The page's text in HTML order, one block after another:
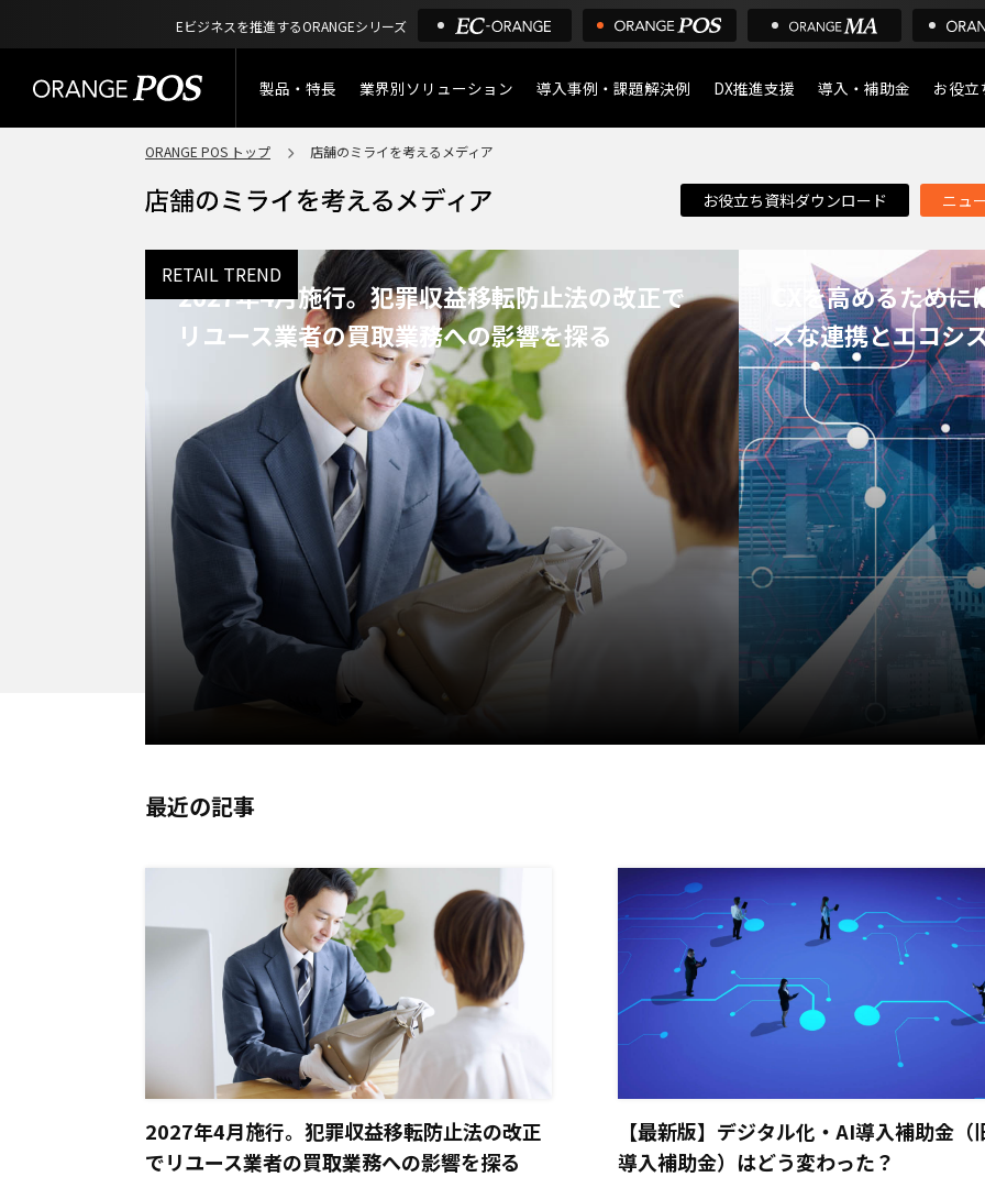
Eビジネスを推進するORANGEシリーズ
製品・特長
特長
製品概要
ORANGE POSの強み
機能一覧
棚卸アプリ
タッチパネル式カスタマー
ディスプレイ
外部サービス連携
インフラ環境・サポート
POS比較
業界別ソリューション
小売業
アパレル
リユース・
リサイクルショップ
アウトドア・釣具
酒販・ワイン
サービス
サロン
ホテル・宿泊
飲食店
導入事例・課題解決例 DX推進支援 導入・補助金
デジタル化・AI導入補助
お役立
店舗の
ORANGE POS トップ 店舗のミライを考えるメディア
お役立ち資料ダウンロード ニュ
RETAIL TREND
2027年4月施行。犯罪収益移転防止法の改正で
リユース業者の買取業務への影響を探る
CXを高めるため
ズな連携とエコシ
最近の記事
2027年4月施行。犯罪収益移転防止法の改正
でリユース業者の買取業務への影響を探る
【最新版】デジタル化・AI導入補助金（
導入補助金）はどう変わった？